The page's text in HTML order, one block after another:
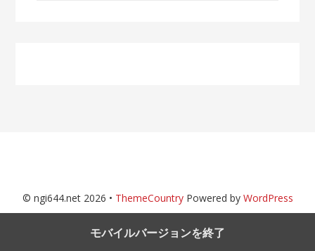
© ngi644.net 2026 • ThemeCountryPowered by WordPress
モバイルバージョンを終了